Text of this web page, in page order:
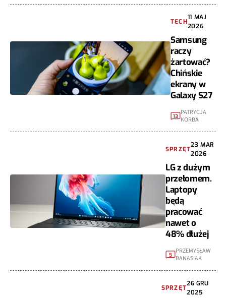
TECH
11 MAJ
2026
Samsung
raczy
żartować?
Chińskie
ekrany w
Galaxy S27
13 PATRYCJA
KORBA
SPRZĘT
23 MAR
2026
LG z dużym
przełomem.
Laptopy
będą
pracować
nawet o
48% dłużej
5 PRZEMYSŁAW
BANASIAK
SPRZĘT
26 GRU
2025